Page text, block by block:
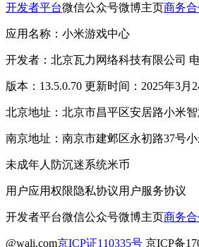
开发者平台微信公众号微博主页商务
应用名称：小米游戏中心
开发者：北京瓦力网络科技有限公司
版本：13.5.0.70 更新时间：2025年3月
北京地址：北京市昌平区安居路小米智
南京地址：南京市建邺区永初路37号
未成年人防沉迷系统米币
用户应用权限隐私协议用户服务协议
开发者平台微信公众号微博主页商务
@wali.com京ICP证110335号 京ICP备